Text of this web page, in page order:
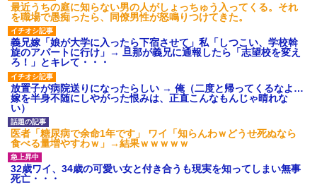
32歳ワイ、34歳の可愛い女と付き合うも現実を知ってしまい無事
死亡・・・
同じマンションに住んでる女性が鍵をわかりやすいところに隠し
ている事に気づいた俺「忍びこんでみよう！」→ 結果
元夫の連れ子「俺の結婚式の時くらい、母親としての責任を果た
そうとは思わないのか！」→どうも連れ子は…
出張中の旦那から『フリンしやがって、このクズ』と電話が。私
「本当に家まで来たの？証拠は？」旦那「俺の言葉が信じられな
いのか！」→ 離婚後
最近うちの庭に知らない男の人がしょっちゅう入ってくる。それ
を職場で愚痴ったら、同僚男性が怒鳴りつけてきた。
義兄嫁「娘が大学に入ったら下宿させて」私「しつこい、学校斡
旋のアパートに行け」→ 旦那が義兄に通報したら「志望校を変え
ろ！」とキレて・・・
放置子が病院送りになったらしい → 俺（二度と帰ってくるなよ…
嫁を半身不随にしやがった恨みは、正直こんなもんじゃ晴れな
い）
医者「糖尿病で余命1年です」 ワイ「知らんわｗどうせ死ぬなら
食べる量増やすわｗ」→結果ｗｗｗｗｗ
32歳ワイ、34歳の可愛い女と付き合うも現実を知ってしまい無事
死亡・・・